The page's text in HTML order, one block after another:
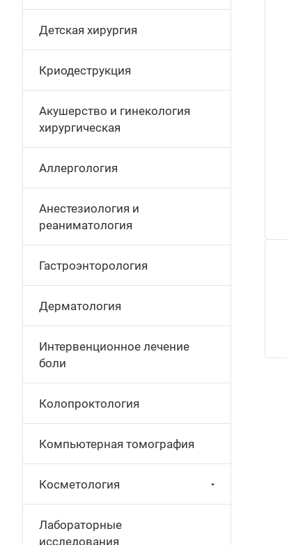
Детская хирургия
Криодеструкция
Акушерство и гинекология
хирургическая
Аллергология
Анестезиология и
реаниматология
Гастроэнторология
Дерматология
Интервенционное лечение
боли
Колопроктология
Компьютерная томография
Косметология
Лабораторные
исследования